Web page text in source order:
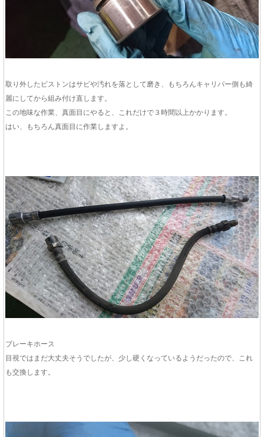
取り外したピストンはサビや汚れを落として磨き、もちろんキャリパー側も綺
麗にしてから組み付け直します。
この地味な作業、真面目にやると、これだけで３時間以上かかります。
はい、もちろん真面目に作業しますよ。
ブレーキホース
目視ではまだ大丈夫そうでしたが、少し硬くなっているようだったので、これ
も交換します。